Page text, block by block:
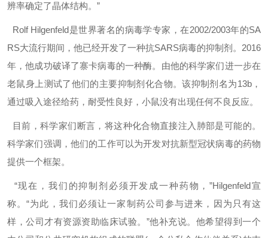
辨率确定了晶体结构。”
Rolf Hilgenfeld是世界著名的病毒学专家，在2002/2003年的SA
RS大流行期间，他已经开发了一种抗SARS病毒的抑制剂。2016
年，他成功破译了寨卡病毒的一种酶。由他的科学家们进一步在
老鼠身上测试了他们的主要抑制剂化合物。该抑制剂名为13b，
通过吸入途径给药，耐受性良好，小鼠没有出现任何不良反应。
目前，科学家们断言，将这种化合物直接注入肺部是可能的。
科学家们强调，他们的工作可以为开发对抗新型冠状病毒的药物
提供一个框架。
“现在，我们的抑制剂必须开发成一种药物，”Hilgenfeld宣
称。“为此，我们必须让一家制药公司参与进来，因为只有这
样，公司才有资源资助临床试验。”他补充说。他希望得到一个